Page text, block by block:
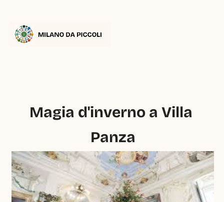
Magia d'inverno a Villa
Panza